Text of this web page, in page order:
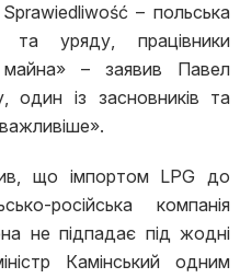
– польська
уряду, працівники
майна» – заявив Павел
із засновників та
що імпортом LPG до
російська компанія
не підпадає під жодні
Камінський одним